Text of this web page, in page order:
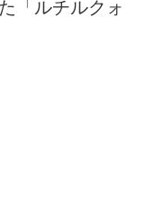
「ルチルクォ